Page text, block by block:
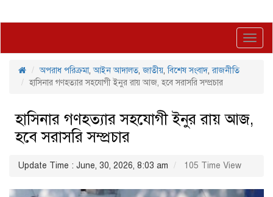
অপরাধ পরিক্রমা,আইন আদালত,জাতীয়,বিশেষ সংবাদ,রাজনীতি
হাসিনার গণহত্যার সহযোগী ইনুর রায় আজ, হবে সরাসরি সম্প্রচার
হাসিনার গণহত্যার সহযোগী ইনুর রায় আজ,
হবে সরাসরি সম্প্রচার
Update Time : June, 30, 2026, 8:03 am 105 Time View